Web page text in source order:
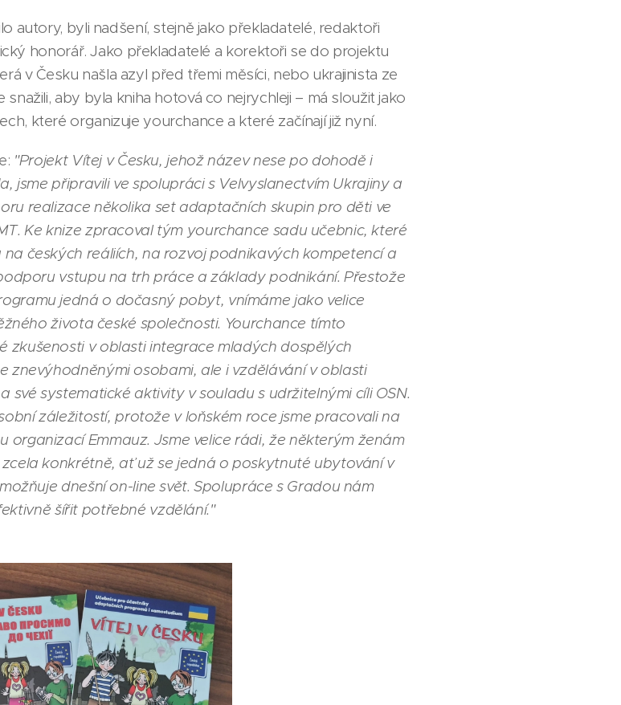
autory, byli nadšení, stejně jako překladatelé, redaktoři
honorář. Jako překladatelé a korektoři se do projektu
v Česku našla azyl před třemi měsíci, nebo ukrajinista ze
snažili, aby byla kniha hotová co nejrychleji – má sloužit jako
které organizuje yourchance a které začínají již nyní.
"Projekt Vítej v Česku, jehož název nese po dohodě i
jsme připravili ve spolupráci s Velvyslanectvím Ukrajiny a
realizace několika set adaptačních skupin pro děti ve
Ke knize zpracoval tým yourchance sadu učebnic, které
českých reáliích, na rozvoj podnikavých kompetencí a
vstupu na trh práce a základy podnikání. Přestože
jedná o dočasný pobyt, vnímáme jako velice
života české společnosti. Yourchance tímto
zkušenosti v oblasti integrace mladých dospělých
znevýhodněnými osobami, ale i vzdělávání v oblasti
systematické aktivity v souladu s udržitelnými cíli OSN.
záležitostí, protože v loňském roce jsme pracovali na
Emmauz. Jsme velice rádi, že některým ženám
konkrétně, ať už se jedná o poskytnuté ubytování v
dnešní on-line svět. Spolupráce s Gradou nám
šířit potřebné vzdělání."